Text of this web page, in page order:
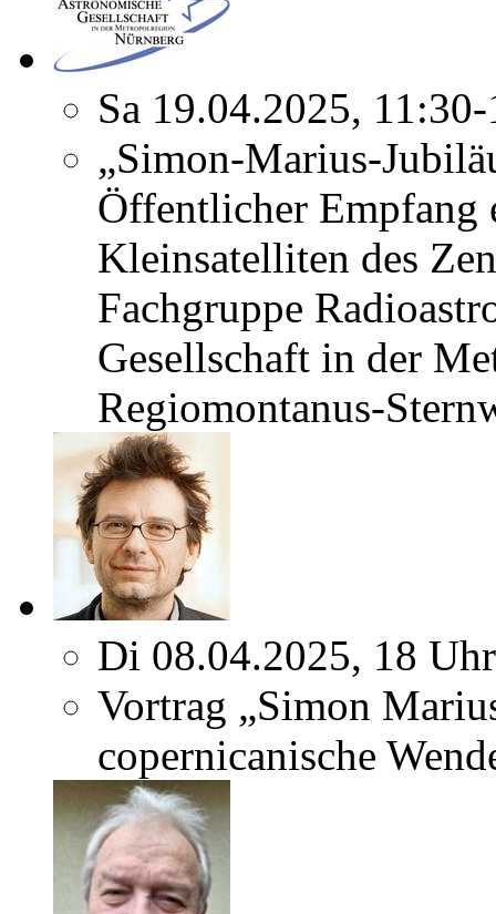
Sa 19.04.2025,
„Simon-Marius-
Öffentlicher Empfang
Kleinsatelliten des
Fachgruppe
Gesellschaft in der
Regiomontanus-
Di 08.04.2025, 18 Uhr
Vortrag „Simon
copernicanische